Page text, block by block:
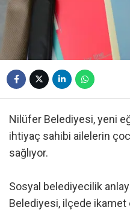
Nilüfer Belediyesi, yeni
ihtiyaç sahibi ailelerin
sağlıyor.
Sosyal belediyecilik
Belediyesi, ilçede